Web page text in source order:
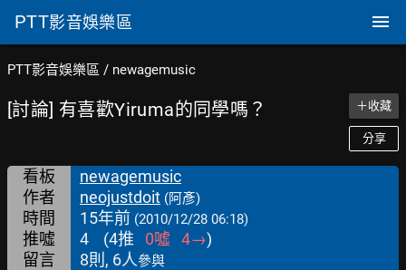
PTT影音娛樂區
PTT影音娛樂區 / newagemusic
[討論] 有喜歡Yiruma的同學嗎？ ＋收藏
分享
看板
newagemusic
作者
neojustdoit (阿彥)
時間 15年前 (2010/12/28 06:18)
推噓 4 (4推 0噓 4→)
留言
8則, 6人參與